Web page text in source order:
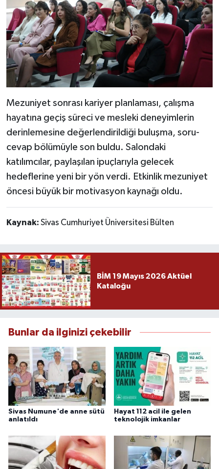
Mezuniyet sonrası kariyer planlaması, çalışma
hayatına geçiş süreci ve mesleki deneyimlerin
derinlemesine değerlendirildiği buluşma, soru-
cevap bölümüyle son buldu. Salondaki
katılımcılar, paylaşılan ipuçlarıyla gelecek
hedeflerine yeni bir yön verdi. Etkinlik mezuniyet
öncesi büyük bir motivasyon kaynağı oldu.
Kaynak: Sivas Cumhuriyet Üniversitesi Bülten
BİM 19 Mayıs 2026 Aktüel
Kataloğu
Bunlar da ilginizi çekebilir
Sivas Numune'de anne sütü
anlatıldı
Hayat 112 acil ile gelen
teknolojik imkanlar